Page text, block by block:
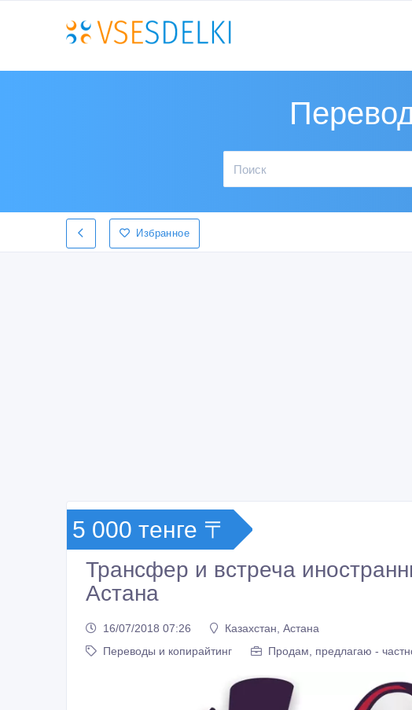
Избранное
5 000 тенге 〒
Трансфер и встреча
Астана
16/07/2018 07:26
Казахстан, Астана
Переводы и копирайтинг
Продам, предлагаю -